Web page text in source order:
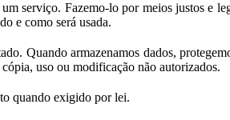
serviço. Fazemo-lo por meios justos e
e como será usada.
Quando armazenamos dados,
uso ou modificação não autorizados.
quando exigido por lei.